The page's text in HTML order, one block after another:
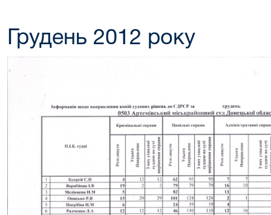
Грудень 2012 року